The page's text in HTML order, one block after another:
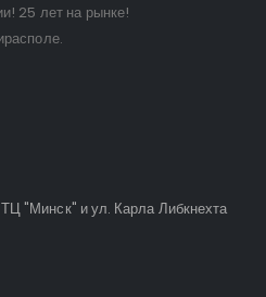
25 лет на рынке!
"Минск" и ул. Карла Либкнехта